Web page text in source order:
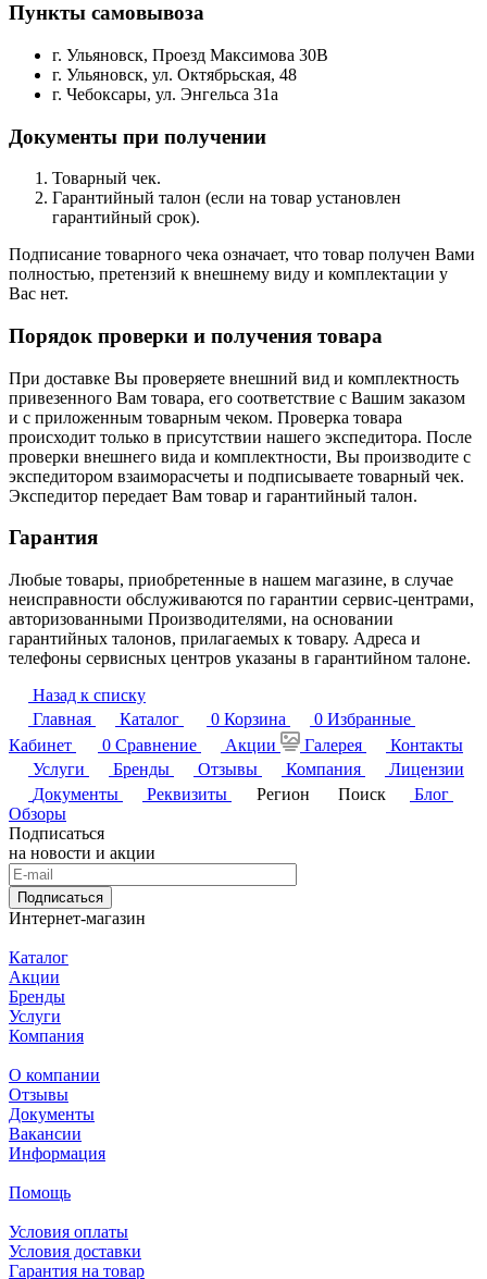
Пункты самовывоза
г. Ульяновск, Проезд Максимова 30В
г. Ульяновск, ул. Октябрьская, 48
г. Чебоксары, ул. Энгельса 31а
Документы при получении
Товарный чек.
Гарантийный талон (если на товар установлен
гарантийный срок).
Подписание товарного чека означает, что товар получен Вами
полностью, претензий к внешнему виду и комплектации у
Вас нет.
Порядок проверки и получения товара
При доставке Вы проверяете внешний вид и комплектность
привезенного Вам товара, его соответствие с Вашим заказом
и с приложенным товарным чеком. Проверка товара
происходит только в присутствии нашего экспедитора. После
проверки внешнего вида и комплектности, Вы производите с
экспедитором взаиморасчеты и подписываете товарный чек.
Экспедитор передает Вам товар и гарантийный талон.
Гарантия
Любые товары, приобретенные в нашем магазине, в случае
неисправности обслуживаются по гарантии сервис-центрами,
авторизованными Производителями, на основании
гарантийных талонов, прилагаемых к товару. Адреса и
телефоны сервисных центров указаны в гарантийном талоне.
Назад к списку
Главная
Каталог 0 Корзина 0 Избранные
Кабинет
0 Сравнение Акции Галерея
Контакты
Услуги
Бренды Отзывы Компания
Лицензии
Документы
Реквизиты Регион Поиск
Блог
Обзоры
Подписаться
на новости и акции
Подписаться
Интернет-магазин
Каталог
Акции
Бренды
Услуги
Компания
О компании
Отзывы
Документы
Вакансии
Информация
Помощь
Условия оплаты
Условия доставки
Гарантия на товар